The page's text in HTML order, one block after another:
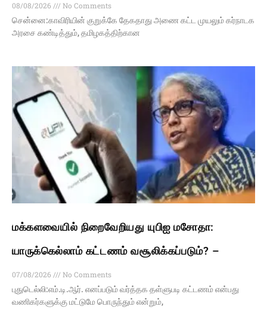
08/08/2026
No Comments
சென்னை:காவிரியின் குறுக்கே தேகதாது அணை கட்ட முயலும் கர்நாடக
அரசை கண்டித்தும், தமிழகத்திற்கான
மக்களவையில் நிறைவேறியது யுபிஐ மசோதா:
யாருக்கெல்லாம் கட்டணம் வசூலிக்கப்படும்? –
07/08/2026
No Comments
புதுடெல்லி:எம்.டி.ஆர். எனப்படும் வர்த்தக தள்ளுபடி கட்டணம் என்பது
வணிகர்களுக்கு மட்டுமே பொருந்தும் என்றும்,